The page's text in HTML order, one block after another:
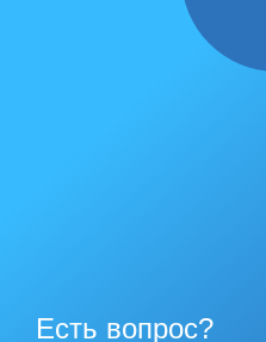
Есть вопрос?